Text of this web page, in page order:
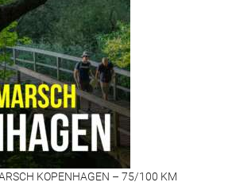
KOPENHAGEN – 75/100 KM